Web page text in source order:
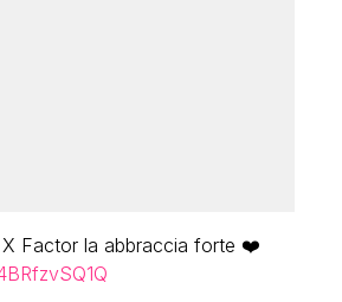
Factor la abbraccia forte ❤️